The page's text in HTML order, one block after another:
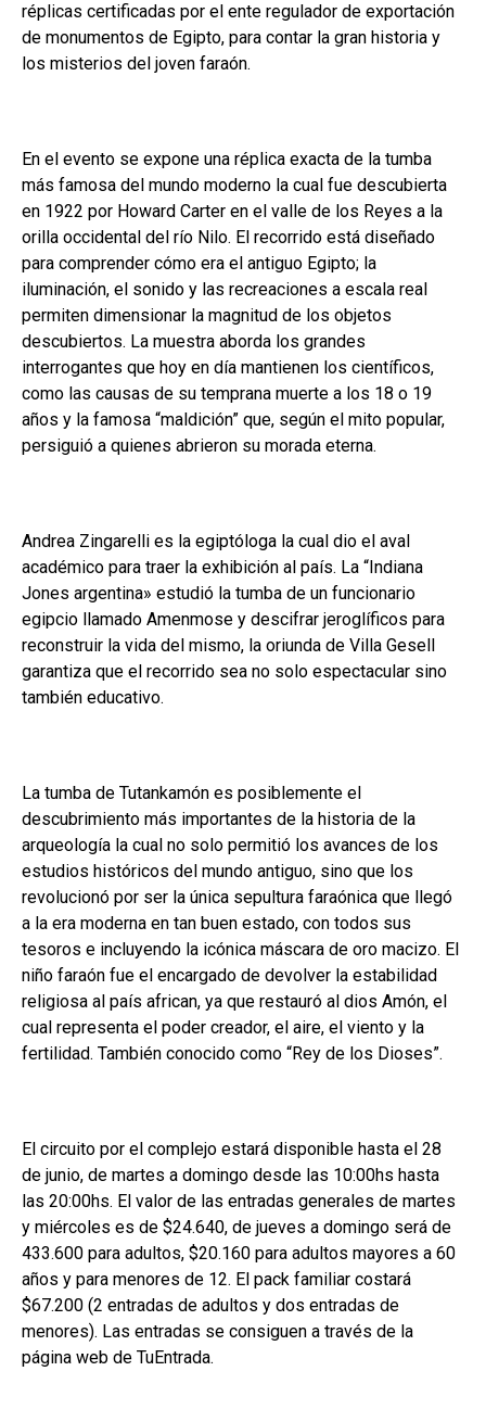
réplicas certificadas por el ente regulador de exportación
de monumentos de Egipto, para contar la gran historia y
los misterios del joven faraón.
En el evento se expone una réplica exacta de la tumba
más famosa del mundo moderno la cual fue descubierta
en 1922 por Howard Carter en el valle de los Reyes a la
orilla occidental del río Nilo. El recorrido está diseñado
para comprender cómo era el antiguo Egipto; la
iluminación, el sonido y las recreaciones a escala real
permiten dimensionar la magnitud de los objetos
descubiertos. La muestra aborda los grandes
interrogantes que hoy en día mantienen los científicos,
como las causas de su temprana muerte a los 18 o 19
años y la famosa “maldición” que, según el mito popular,
persiguió a quienes abrieron su morada eterna.
Andrea Zingarelli es la egiptóloga la cual dio el aval
académico para traer la exhibición al país. La “Indiana
Jones argentina» estudió la tumba de un funcionario
egipcio llamado Amenmose y descifrar jeroglíficos para
reconstruir la vida del mismo, la oriunda de Villa Gesell
garantiza que el recorrido sea no solo espectacular sino
también educativo.
La tumba de Tutankamón es posiblemente el
descubrimiento más importantes de la historia de la
arqueología la cual no solo permitió los avances de los
estudios históricos del mundo antiguo, sino que los
revolucionó por ser la única sepultura faraónica que llegó
a la era moderna en tan buen estado, con todos sus
tesoros e incluyendo la icónica máscara de oro macizo. El
niño faraón fue el encargado de devolver la estabilidad
religiosa al país african, ya que restauró al dios Amón, el
cual representa el poder creador, el aire, el viento y la
fertilidad. También conocido como “Rey de los Dioses”.
El circuito por el complejo estará disponible hasta el 28
de junio, de martes a domingo desde las 10:00hs hasta
las 20:00hs. El valor de las entradas generales de martes
y miércoles es de $24.640, de jueves a domingo será de
433.600 para adultos, $20.160 para adultos mayores a 60
años y para menores de 12. El pack familiar costará
$67.200 (2 entradas de adultos y dos entradas de
menores). Las entradas se consiguen a través de la
página web de TuEntrada.